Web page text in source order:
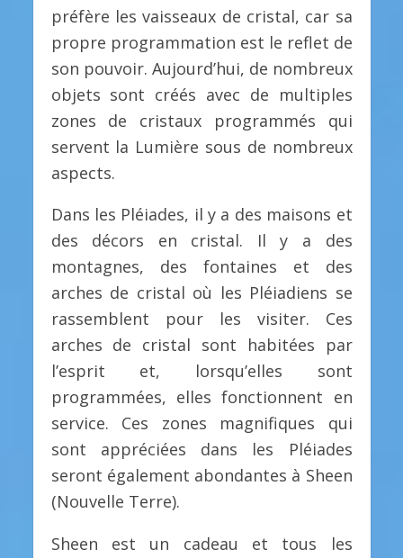
préfère les vaisseaux de cristal, car sa
propre programmation est le reflet de
son pouvoir. Aujourd’hui, de nombreux
objets sont créés avec de multiples
zones de cristaux programmés qui
servent la Lumière sous de nombreux
aspects.
Dans les Pléiades, il y a des maisons et
des décors en cristal. Il y a des
montagnes, des fontaines et des
arches de cristal où les Pléiadiens se
rassemblent pour les visiter. Ces
arches de cristal sont habitées par
l’esprit et, lorsqu’elles sont
programmées, elles fonctionnent en
service. Ces zones magnifiques qui
sont appréciées dans les Pléiades
seront également abondantes à Sheen
(Nouvelle Terre).
Sheen est un cadeau et tous les